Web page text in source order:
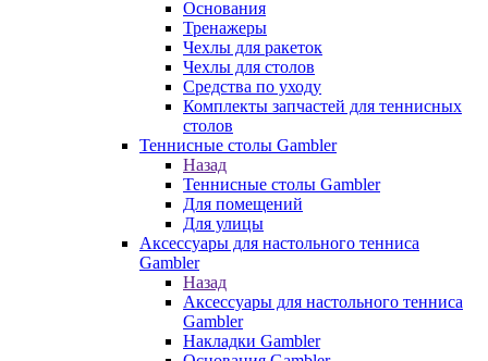
Основания
Тренажеры
Чехлы для ракеток
Чехлы для столов
Средства по уходу
Комплекты запчастей для теннисных
столов
Теннисные столы Gambler
Назад
Теннисные столы Gambler
Для помещений
Для улицы
Аксессуары для настольного тенниса
Gambler
Назад
Аксессуары для настольного тенниса
Gambler
Накладки Gambler